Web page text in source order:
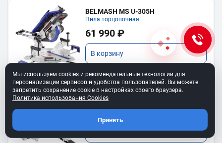
BELMASH MS U-305H
Пила торцовочная
61 990 ₽
В корзину
BELMASH MS B-210H
Торцовочная пила
19 490 ₽
В корзину
Мы используем cookies и рекомендательные технологии для
персонализации сервисов и удобства пользователей. Вы можете
запретить сохранение cookie в настройках своего браузера.
Политика использования Cookies
Принять